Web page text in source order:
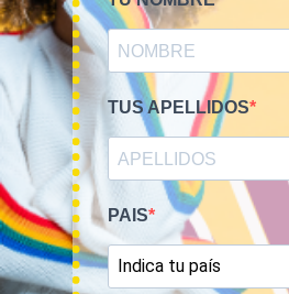
TUS APELLIDOS
PAIS